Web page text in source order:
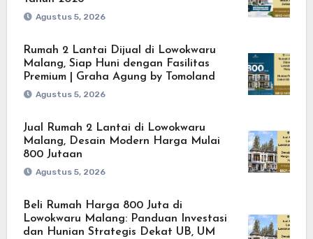
Agustus 5, 2026
Rumah 2 Lantai Dijual di Lowokwaru
Malang, Siap Huni dengan Fasilitas
Premium | Graha Agung by Tomoland
Agustus 5, 2026
Jual Rumah 2 Lantai di Lowokwaru
Malang, Desain Modern Harga Mulai
800 Jutaan
Agustus 5, 2026
Beli Rumah Harga 800 Juta di
Lowokwaru Malang: Panduan Investasi
dan Hunian Strategis Dekat UB, UM